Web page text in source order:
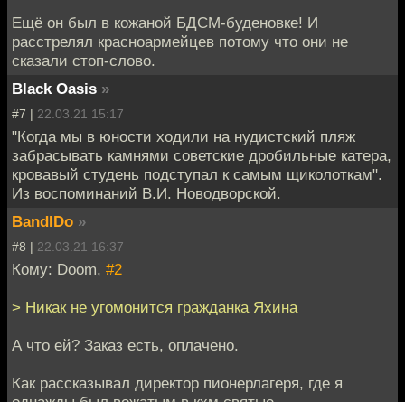
Ещё он был в кожаной БДСМ-буденовке! И
расстрелял красноармейцев потому что они не
сказали стоп-слово.
Black Oasis »
#7 | 22.03.21 15:17
"Когда мы в юности ходили на нудистский пляж
забрасывать камнями советские дробильные катера,
кровавый студень подступал к самым щиколоткам".
Из воспоминаний В.И. Новодворской.
BandIDo »
#8 | 22.03.21 16:37
Кому: Doom, #2
> Никак не угомонится гражданка Яхина
А что ей? Заказ есть, оплачено.
Как рассказывал директор пионерлагеря, где я